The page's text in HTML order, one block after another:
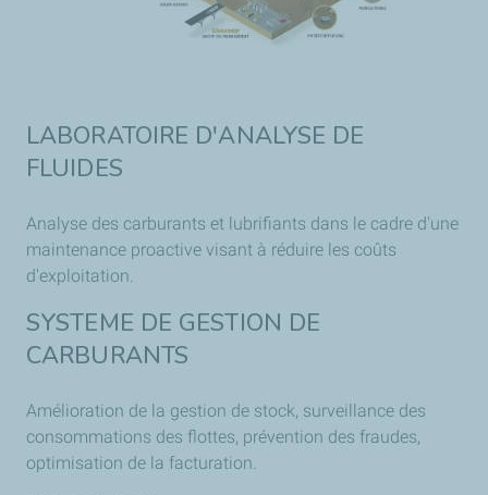
LABORATOIRE D'ANALYSE DE
FLUIDES
Analyse des carburants et lubrifiants dans le cadre d'une
maintenance proactive visant à réduire les coûts
d'exploitation.
SYSTEME DE GESTION DE
CARBURANTS
Amélioration de la gestion de stock, surveillance des
consommations des flottes, prévention des fraudes,
optimisation de la facturation.